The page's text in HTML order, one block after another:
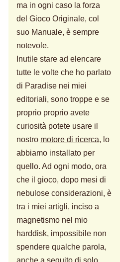
ma in ogni caso la forza
del Gioco Originale, col
suo Manuale, è sempre
notevole.
Inutile stare ad elencare
tutte le volte che ho parlato
di Paradise nei miei
editoriali, sono troppe e se
proprio proprio avete
curiosità potete usare il
nostro motore di ricerca, lo
abbiamo installato per
quello. Ad ogni modo, ora
che il gioco, dopo mesi di
nebulose considerazioni, è
tra i miei artigli, inciso a
magnetismo nel mio
harddisk, impossibile non
spendere qualche parola,
anche a seguito di solo